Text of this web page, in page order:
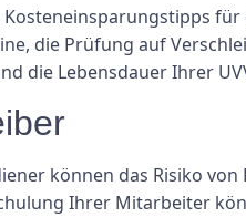
die Prüfung auf
die Lebensdauer Ihrer
können das Risiko
Ihrer Mitarbeiter